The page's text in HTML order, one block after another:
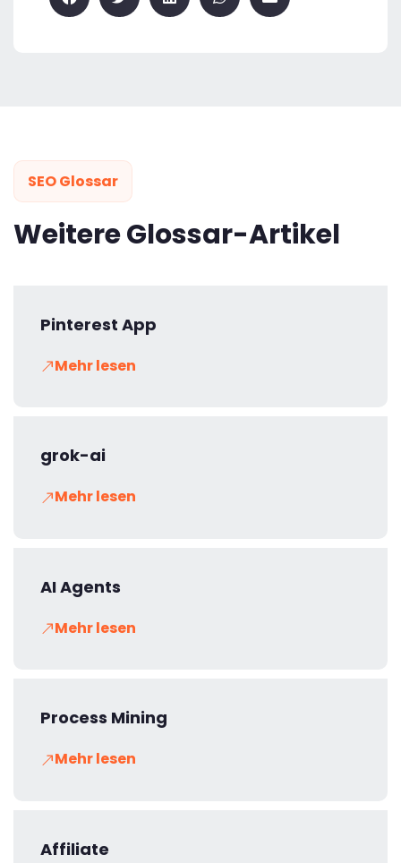
SEO Glossar
Weitere Glossar-Artikel
Pinterest App
Mehr lesen
grok-ai
Mehr lesen
AI Agents
Mehr lesen
Process Mining
Mehr lesen
Affiliate